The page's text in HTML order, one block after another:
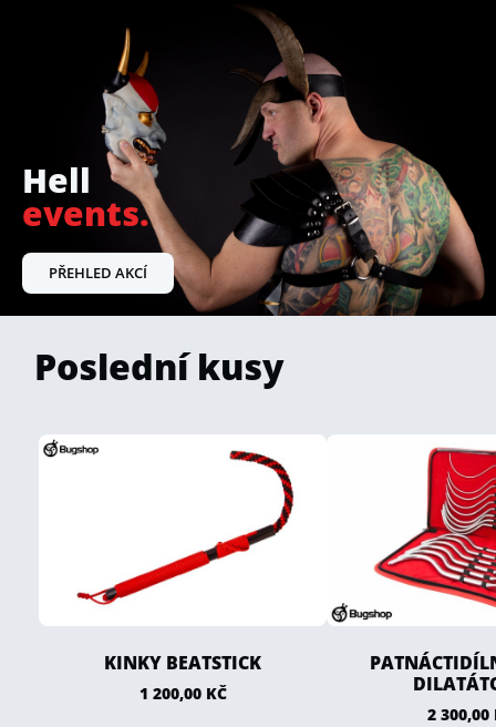
Hell
events.
PŘEHLED AKCÍ
Poslední kusy
KINKY BEATSTICK
1 200,00 KČ
2 300,00